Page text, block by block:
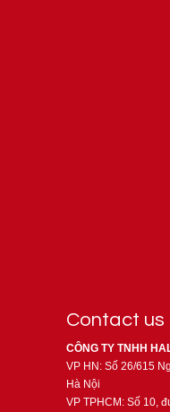
Contact us
CÔNG TY TNHH
VP HN: Số 26/615
Hà Nội
VP TPHCM: Số 10,